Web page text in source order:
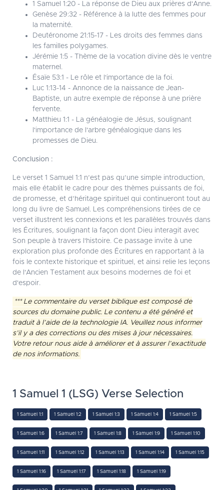
1 Samuel 1:20 - La réponse de Dieu aux prières d'Anne.
Genèse 29:32 - Référence à la lutte des femmes pour
la maternité.
Deutéronome 21:15-17 - Les droits des femmes dans
les familles polygames.
Jérémie 1:5 - Thème de la vocation divine dès le ventre
maternel.
Ésaïe 53:1 - Le rôle et l'importance de la foi.
Luc 1:13-14 - Annonce de la naissance de Jean-
Baptiste, un autre exemple de réponse à une prière
fervente.
Matthieu 1:1 - La généalogie de Jésus, soulignant
l'importance de l'arbre généalogique dans les
promesses de Dieu.
Conclusion :
Le verset 1 Samuel 1:1 n’est pas qu’une simple introduction,
mais elle établit le cadre pour des thèmes puissants de foi,
de promesse, et d’héritage spirituel qui continueront tout au
long du livre de Samuel. Les compréhensions tirées de ce
verset illustrent les connexions et les parallèles trouvés dans
les Écritures, soulignant la façon dont Dieu interagit avec
Son peuple à travers l'histoire. Ce passage invite à une
exploration plus profonde des Écritures en rapportant à la
fois le contexte historique et spirituel, et ainsi relie les leçons
de l'Ancien Testament aux besoins modernes de foi et
d'espoir.
*** Le commentaire du verset biblique est composé de
sources du domaine public. Le contenu a été généré et
traduit à l’aide de la technologie IA. Veuillez nous informer
s’il y a des corrections ou des mises à jour nécessaires.
Votre retour nous aide à améliorer et à assurer l’exactitude
de nos informations.
1 Samuel 1 (LSG) Verse Selection
1 Samuel 1:1 1 Samuel 1:2 1 Samuel 1:3 1 Samuel 1:4 1 Samuel 1:5
1 Samuel 1:6 1 Samuel 1:7 1 Samuel 1:8 1 Samuel 1:9 1 Samuel 1:10
1 Samuel 1:11 1 Samuel 1:12 1 Samuel 1:13 1 Samuel 1:14 1 Samuel 1:15
1 Samuel 1:16 1 Samuel 1:17 1 Samuel 1:18 1 Samuel 1:19